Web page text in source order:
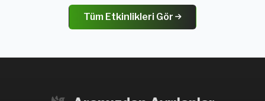
Tüm Etkinlikleri Gör